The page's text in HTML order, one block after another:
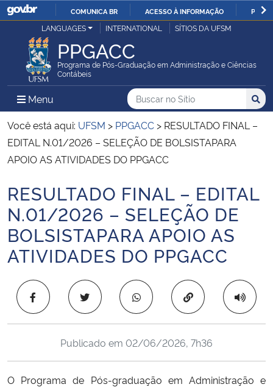
IR
O
COMUNICA BR ACESSO À INFORMAÇÃO
Ministério da Justiça e Segurança Pública
Ministério da Defesa
Ministério das Relações Exteriores
Ministério da Economia
Ministério da Infraestrutura
Ministério da Agricultura, Pecuária e Abastecimento
Ministério da Educação
Ministério da Cidadania
Ministério da Saúde
Ministério de Minas e Energia
Ministério da Ciência, Tecnologia, Inovações e Comunicações
LANGUAGES INTERNATIONAL SÍTIOS DA UFSM
PPGACC
Programa de Pós-Graduação em Administração e Ciências
Contábeis
Menu Menu Principal do Sítio
Busca
Buscar no no Sítio
Busca:
Você está aqui: UFSM > PPGACC > RESULTADO FINAL –
EDITAL N.01/2026 – SELEÇÃO DE BOLSISTAPARA
APOIO AS ATIVIDADES DO PPGACC
Início do conteúdo
RESULTADO FINAL – EDITAL
N.01/2026 – SELEÇÃO DE
BOLSISTAPARA APOIO AS
ATIVIDADES DO PPGACC
Copiar para área
Publicado em 02/06/2026, 7h36
O Programa de Pós-graduação em Administração e